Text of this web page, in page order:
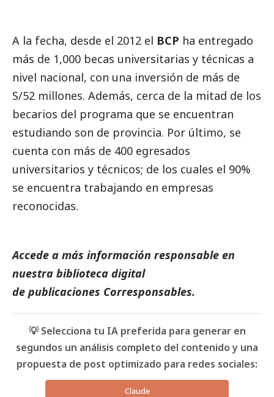
A la fecha, desde el 2012 el BCP ha entregado
más de 1,000 becas universitarias y técnicas a
nivel nacional, con una inversión de más de
S/52 millones. Además, cerca de la mitad de los
becarios del programa que se encuentran
estudiando son de provincia. Por último, se
cuenta con más de 400 egresados
universitarios y técnicos; de los cuales el 90%
se encuentra trabajando en empresas
reconocidas.
Accede a más información responsable en
nuestra biblioteca digital
de publicaciones Corresponsables.
💡 Selecciona tu IA preferida para generar en
segundos un análisis completo del contenido y una
propuesta de post optimizado para redes sociales:
Claude